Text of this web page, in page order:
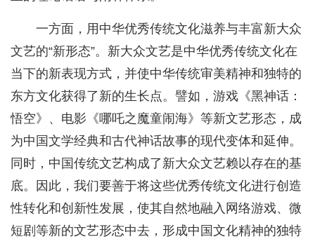
一方面，用中华优秀传统文化滋养与丰富新大众
文艺的“新形态”。新大众文艺是中华优秀传统文化在
当下的新表现方式，并使中华传统审美精神和独特的
东方文化获得了新的生长点。譬如，游戏《黑神话：
悟空》、电影《哪吒之魔童闹海》等新文艺形态，成
为中国文学经典和古代神话故事的现代变体和延伸。
同时，中国传统文艺构成了新大众文艺赖以存在的基
底。因此，我们要善于将这些优秀传统文化进行创造
性转化和创新性发展，使其自然地融入网络游戏、微
短剧等新的文艺形态中去，形成中国文化精神的独特